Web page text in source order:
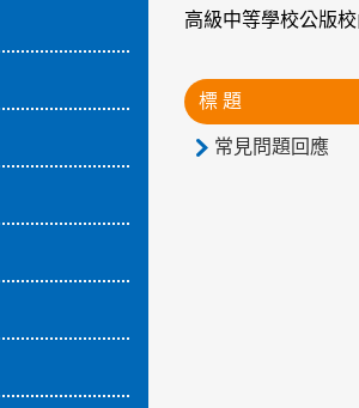
高級中等學校公版
標 題
常見問題回應